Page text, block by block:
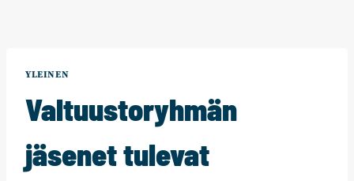
YLEINEN
Valtuustoryhmän
jäsenet tulevat